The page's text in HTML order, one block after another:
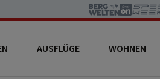
AUSFLÜGE WOHNEN